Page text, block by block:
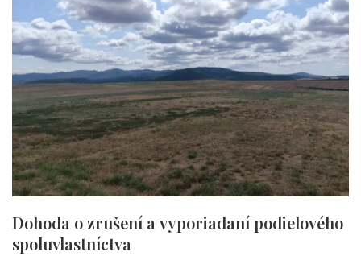
Dohoda o zrušení a vyporiadaní podielového
spoluvlastníctva